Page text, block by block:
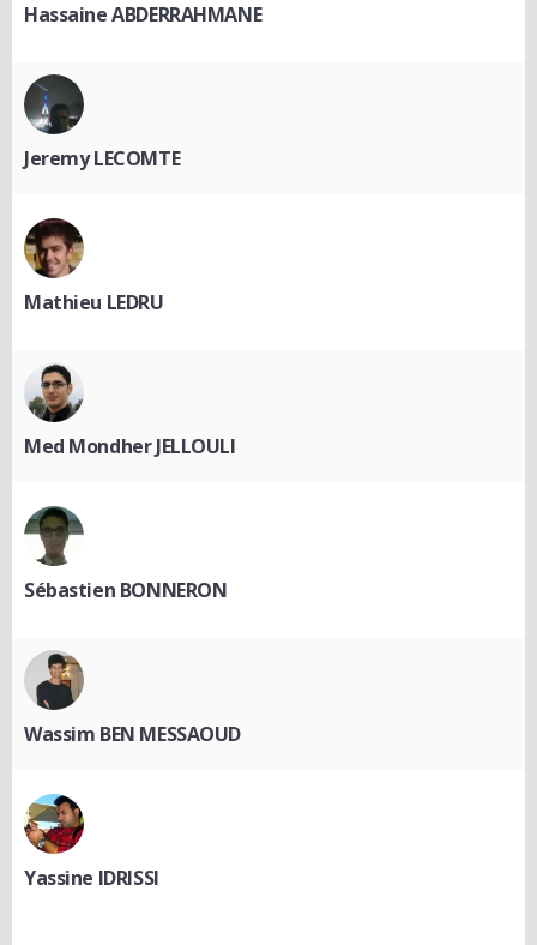
Hassaine ABDERRAHMANE
Jeremy LECOMTE
Mathieu LEDRU
Med Mondher JELLOULI
Sébastien BONNERON
Wassim BEN MESSAOUD
Yassine IDRISSI